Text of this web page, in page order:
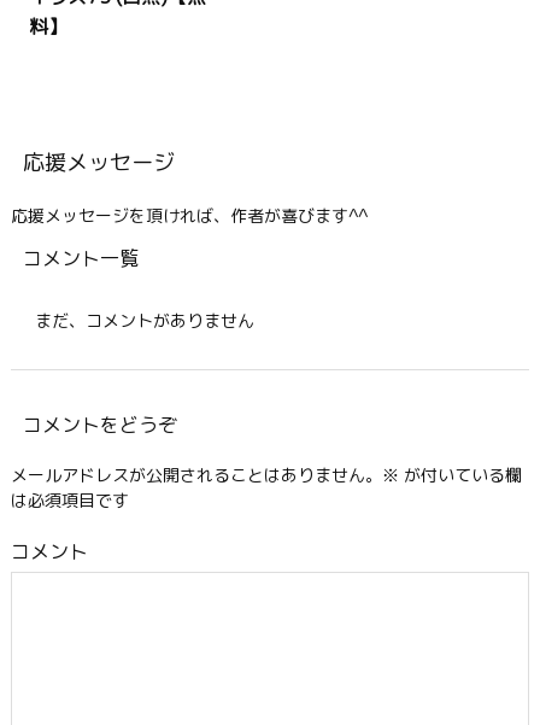
料】
応援メッセージ
応援メッセージを頂ければ、作者が喜びます^^
コメント一覧
まだ、コメントがありません
コメントをどうぞ
メールアドレスが公開されることはありません。 ※ が付いている欄
は必須項目です
コメント